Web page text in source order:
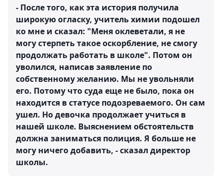
- После того, как эта история получила
широкую огласку, учитель химии подошел
ко мне и сказал: "Меня оклеветали, я не
могу стерпеть такое оскорбление, не смогу
продолжать работать в школе". Потом он
уволился, написав заявление по
собственному желанию. Мы не увольняли
его. Потому что суда еще не было, пока он
находится в статусе подозреваемого. Он сам
ушел. Но девочка продолжает учиться в
нашей школе. Выяснением обстоятельств
должна заниматься полиция. Я больше не
могу ничего добавить, - сказал директор
школы.